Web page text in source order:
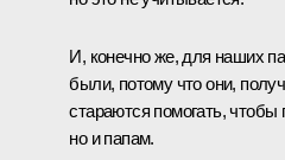
И, конечно же, для наших
были, потому что они,
стараются помогать,
но и папам.